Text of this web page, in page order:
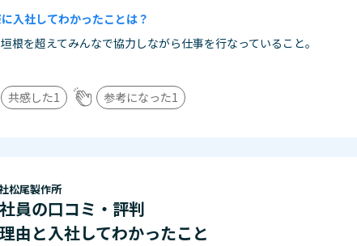
入社してわかったことは？
根を超えてみんなで協力しながら仕事を行なっていること。
共感した1 参考になった1
松尾製作所
員の口コミ・評判
由と入社してわかったこと